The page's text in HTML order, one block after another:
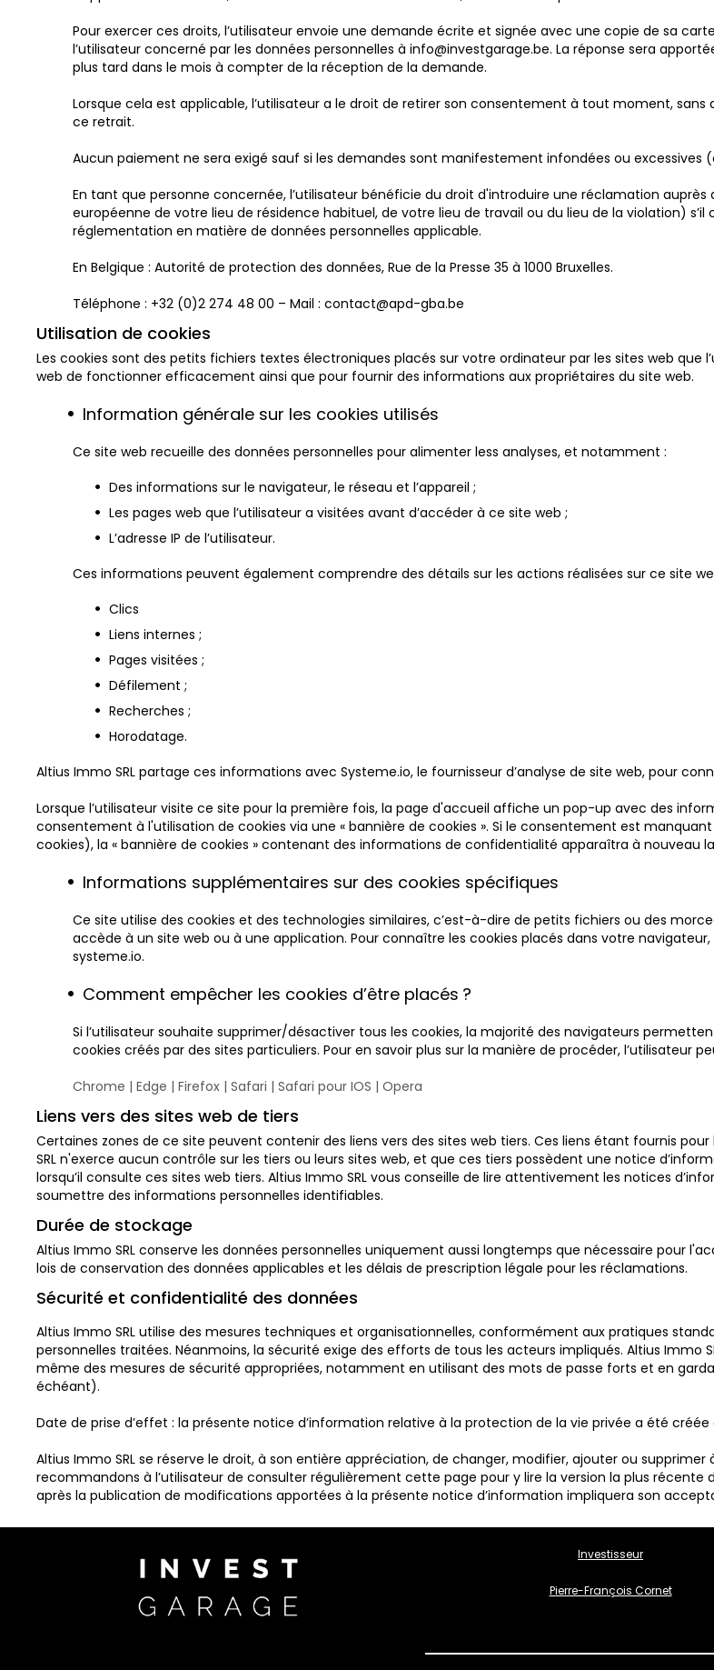
Pour exercer ces droits, l’utilisateur envoie une demande écrite et signée avec une copie de sa
l’utilisateur concerné par les données personnelles à info@investgarage.be. La réponse sera
plus tard dans le mois à compter de la réception de la demande.
Lorsque cela est applicable, l’utilisateur a le droit de retirer son consentement à tout moment,
ce retrait.
Aucun paiement ne sera exigé sauf si les demandes sont manifestement infondées ou excessives
En tant que personne concernée, l’utilisateur bénéficie du droit d'introduire une réclamation
européenne de votre lieu de résidence habituel, de votre lieu de travail ou du lieu de la violation)
réglementation en matière de données personnelles applicable.
En Belgique : Autorité de protection des données, Rue de la Presse 35 à 1000 Bruxelles.
Téléphone : +32 (0)2 274 48 00 – Mail : contact@apd-gba.be
Utilisation de cookies
Les cookies sont des petits fichiers textes électroniques placés sur votre ordinateur par les sites web
web de fonctionner efficacement ainsi que pour fournir des informations aux propriétaires du site web.
Information générale sur les cookies utilisés
Ce site web recueille des données personnelles pour alimenter less analyses, et notamment :
Des informations sur le navigateur, le réseau et l’appareil ;
Les pages web que l’utilisateur a visitées avant d’accéder à ce site web ;
L’adresse IP de l’utilisateur.
Ces informations peuvent également comprendre des détails sur les actions réalisées sur ce site
Clics
Liens internes ;
Pages visitées ;
Défilement ;
Recherches ;
Horodatage.
Altius Immo SRL partage ces informations avec Systeme.io, le fournisseur d’analyse de site web, pour
Lorsque l’utilisateur visite ce site pour la première fois, la page d'accueil affiche un pop-up avec des
consentement à l'utilisation de cookies via une « bannière de cookies ». Si le consentement est
cookies), la « bannière de cookies » contenant des informations de confidentialité apparaîtra à nouveau
Informations supplémentaires sur des cookies spécifiques
Ce site utilise des cookies et des technologies similaires, c’est-à-dire de petits fichiers ou des
accède à un site web ou à une application. Pour connaître les cookies placés dans votre navigateur,
systeme.io.
Comment empêcher les cookies d’être placés ?
Si l’utilisateur souhaite supprimer/désactiver tous les cookies, la majorité des navigateurs
cookies créés par des sites particuliers. Pour en savoir plus sur la manière de procéder, l’utilisateur
Chrome | Edge | Firefox | Safari | Safari pour IOS | Opera
Liens vers des sites web de tiers
Certaines zones de ce site peuvent contenir des liens vers des sites web tiers. Ces liens étant fournis
SRL n'exerce aucun contrôle sur les tiers ou leurs sites web, et que ces tiers possèdent une notice
lorsqu’il consulte ces sites web tiers. Altius Immo SRL vous conseille de lire attentivement les notices
soumettre des informations personnelles identifiables.
Durée de stockage
Altius Immo SRL conserve les données personnelles uniquement aussi longtemps que nécessaire pour
lois de conservation des données applicables et les délais de prescription légale pour les réclamations.
Sécurité et confidentialité des données
Altius Immo SRL utilise des mesures techniques et organisationnelles, conformément aux pratiques
personnelles traitées. Néanmoins, la sécurité exige des efforts de tous les acteurs impliqués. Altius
même des mesures de sécurité appropriées, notamment en utilisant des mots de passe forts et en
échéant).
Date de prise d’effet : la présente notice d’information relative à la protection de la vie privée a été créée
Altius Immo SRL se réserve le droit, à son entière appréciation, de changer, modifier, ajouter ou
recommandons à l’utilisateur de consulter régulièrement cette page pour y lire la version la plus
après la publication de modifications apportées à la présente notice d’information impliquera son
Investisseur
Pierre-François Cornet